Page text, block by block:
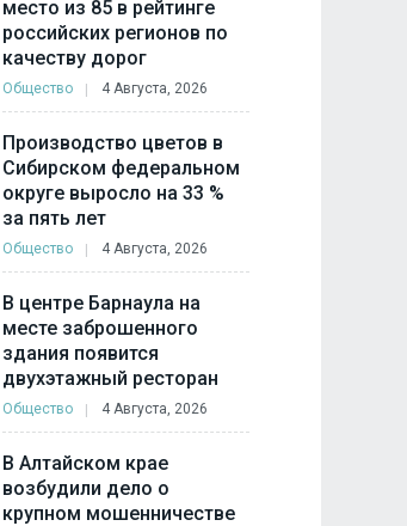
место из 85 в рейтинге
российских регионов по
качеству дорог
Общество 4 Августа, 2026
Производство цветов в
Сибирском федеральном
округе выросло на 33 %
за пять лет
Общество 4 Августа, 2026
В центре Барнаула на
месте заброшенного
здания появится
двухэтажный ресторан
Общество 4 Августа, 2026
В Алтайском крае
возбудили дело о
крупном мошенничестве